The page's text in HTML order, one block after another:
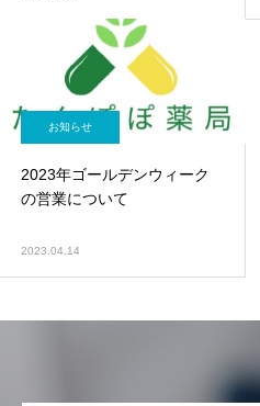
お知らせ
2023年ゴールデンウィーク
の営業について
2023.04.14